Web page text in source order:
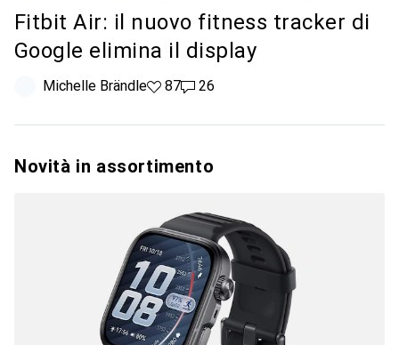
Fitbit Air: il nuovo fitness tracker di
Google elimina il display
Michelle Brändle87 like
8726 commenti
26
Novità in assortimento